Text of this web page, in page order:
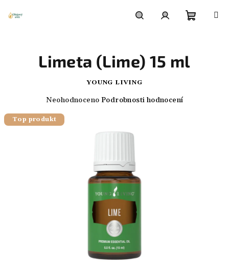
Limeta (Lime) 15 ml
YOUNG LIVING
Průměrné
produktu
Neohodnoceno Podrobnosti hodnocení
Top produkt